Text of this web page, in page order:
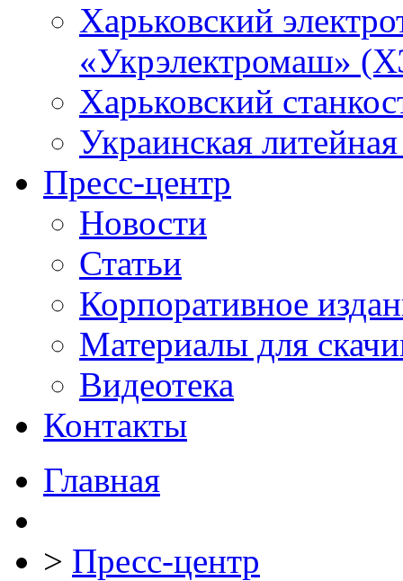
Харьковский
«Укрэлектромаш»
Харьковский
Украинская
Пресс-центр
Новости
Статьи
Корпоративное
Материалы для
Видеотека
Контакты
Главная
> Пресс-центр